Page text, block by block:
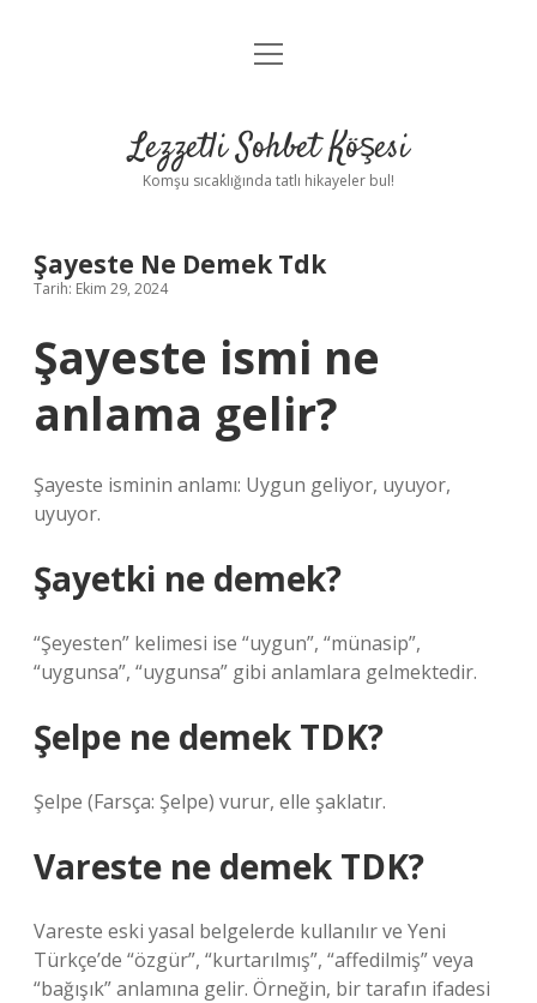
Anasayfa
Yasal Uyarı
menüyü
Lezzetli Sohbet Köşesi
Komşu sıcaklığında tatlı hikayeler bul!
Şayeste Ne Demek Tdk
Tarih: Ekim 29, 2024
Şayeste ismi ne
anlama gelir?
Şayeste isminin anlamı: Uygun geliyor, uyuyor,
uyuyor.
Şayetki ne demek?
“Şeyesten” kelimesi ise “uygun”, “münasip”,
“uygunsa”, “uygunsa” gibi anlamlara gelmektedir.
Şelpe ne demek TDK?
Şelpe (Farsça: Şelpe) vurur, elle şaklatır.
Vareste ne demek TDK?
Vareste eski yasal belgelerde kullanılır ve Yeni
Türkçe’de “özgür”, “kurtarılmış”, “affedilmiş” veya
“bağışık” anlamına gelir. Örneğin, bir tarafın ifadesi